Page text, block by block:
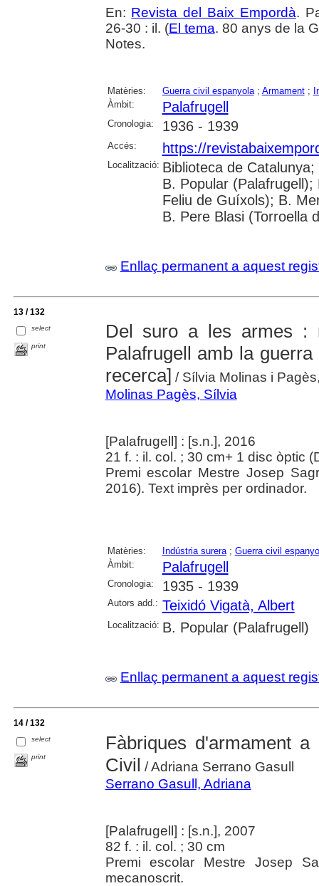
En: Revista del Baix Empordà.
26-30 : il. (El tema. 80 anys de la
Notes.
Matèries: Guerra civil espanyola; Armament;
Àmbit:
Palafrugell
Cronologia: 1936 - 1939
Accés: https://
Localització: Biblioteca de
B. Popular
Feliu de Guíxols); B.
B. Pere Blasi (Torroella
Enllaç permanent a aquest
13 / 132
select
print
Del suro a les armes :
Palafrugell amb la
recerca] / Sílvia Molinas i
Molinas Pagès, Sílvia
[Palafrugell] : [s.n.], 2016
21 f. : il. col. ; 30 cm+ 1 disc òptic
Premi escolar Mestre Josep
2016). Text imprès per ordinador.
Matèries: Indústria surera; Guerra civil
Àmbit:
Palafrugell
Cronologia: 1935 - 1939
Autors add.: Teixidó Vigatà, Albert
Localització: B. Popular (Palafrugell)
Enllaç permanent a aquest
14 / 132
select
print
Fàbriques d'armament
Civil / Adriana Serrano Gasull
Serrano Gasull, Adriana
[Palafrugell] : [s.n.], 2007
82 f. : il. col. ; 30 cm
Premi escolar Mestre Josep
mecanoscrit.